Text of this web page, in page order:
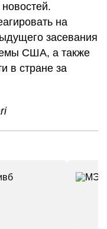
на
засевания
США, а также
в стране за